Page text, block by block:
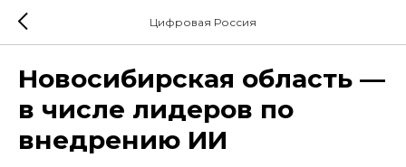
Цифровая Россия
Новосибирская область —
в числе лидеров по
внедрению ИИ